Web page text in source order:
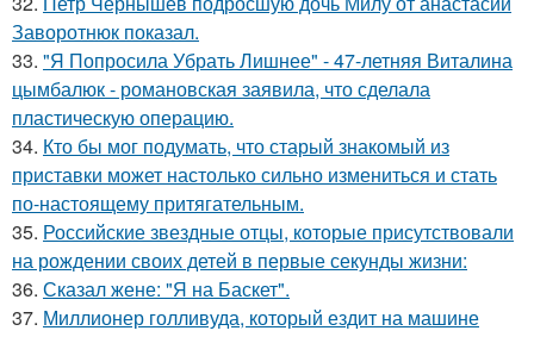
Заворотнюк показал.
33. "Я Попросила Убрать Лишнее" - 47-летняя Виталина
цымбалюк - романовская заявила, что сделала
пластическую операцию.
34. Кто бы мог подумать, что старый знакомый из
приставки может настолько сильно измениться и стать
по-настоящему притягательным.
35. Российские звездные отцы, которые присутствовали
на рождении своих детей в первые секунды жизни:
36. Сказал жене: "Я на Баскет".
37. Миллионер голливуда, который ездит на машине